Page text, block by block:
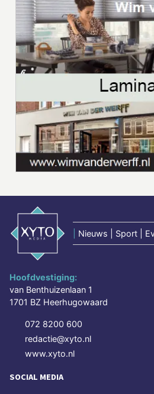
Nieuws | Sport |
Hoofdvestiging:
van Benthuizenlaan 1
1701 BZ Heerhugowaard
072 8200 600
redactie@xyto.nl
www.xyto.nl
SOCIAL MEDIA